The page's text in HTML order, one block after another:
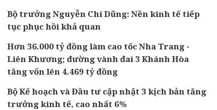
Bộ trưởng Nguyễn Chí Dũng: Nền kinh tế tiếp
tục phục hồi khả quan
Hơn 36.000 tỷ đồng làm cao tốc Nha Trang -
Liên Khương; đường vành đai 3 Khánh Hòa
tăng vốn lên 4.469 tỷ đồng
Bộ Kế hoạch và Đầu tư cập nhật 3 kịch bản tăng
trưởng kinh tế, cao nhất 6%